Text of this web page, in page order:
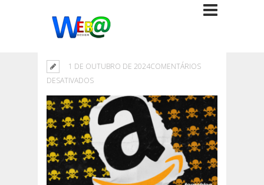
1 DE OUTUBRO DE 2024COMENTÁRIOS
DESATIVADOSEM